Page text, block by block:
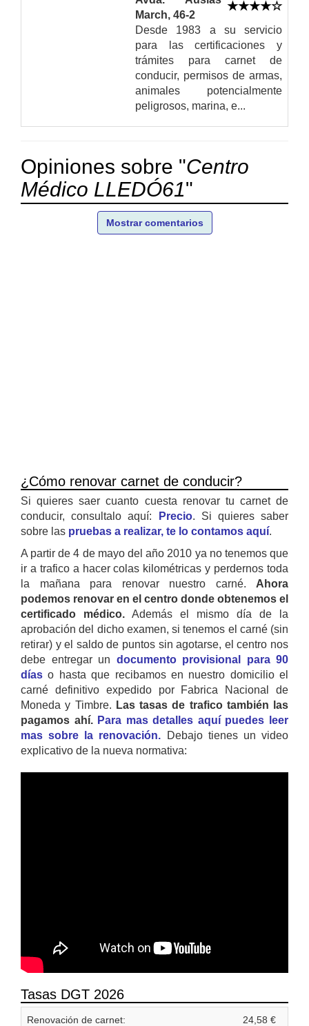
March, 46-2
Desde 1983 a su servicio
para las certificaciones y
trámites para carnet de
conducir, permisos de armas,
animales potencialmente
peligrosos, marina, e...
Opiniones sobre "Centro
Médico LLEDÓ61"
Mostrar comentarios
¿Cómo renovar carnet de conducir?
Si quieres saer cuanto cuesta renovar tu carnet de
conducir, consultalo aquí:
Precio. Si quieres saber
sobre las pruebas a realizar, te lo contamos aquí.
A partir de 4 de mayo del año 2010 ya no tenemos que
ir a trafico a hacer colas kilométricas y perdernos toda
la mañana para renovar nuestro carné. Ahora
podemos renovar en el centro donde obtenemos el
certificado médico. Además el mismo día de la
aprobación del dicho examen, si tenemos el carné (sin
retirar) y el saldo de puntos sin agotarse, el centro nos
debe entregar un documento provisional para 90
días o hasta que recibamos en nuestro domicilio el
carné definitivo expedido por Fabrica Nacional de
Moneda y Timbre. Las tasas de trafico también las
pagamos ahí. Para mas detalles aquí puedes leer
mas sobre la renovación. Debajo tienes un video
explicativo de la nueva normativa:
Tasas DGT 2026
Renovación de carnet: 24,58 €